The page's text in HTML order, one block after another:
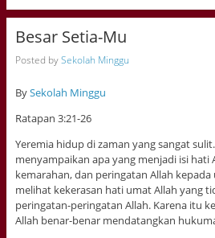
Besar Setia-Mu
Posted bySekolah Minggu
BySekolah Minggu
Ratapan 3:21-26
Yeremia hidup di zaman yang sangat
menyampaikan apa yang menjadi isi hati
kemarahan, dan peringatan Allah
melihat kekerasan hati umat Allah yang
peringatan-peringatan Allah. Karena itu
Allah benar-benar mendatangkan